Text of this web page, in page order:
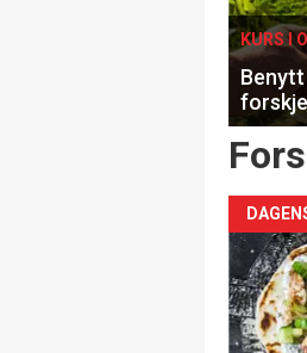
KURS I